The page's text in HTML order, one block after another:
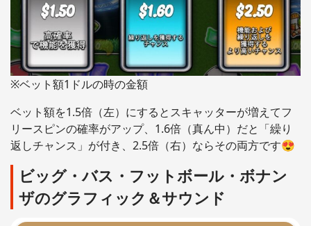
※ベット額1ドルの時の金額
ベット額を1.5倍（左）にするとスキャッターが増えてフ
リースピンの確率がアップ、1.6倍（真ん中）だと「繰り
返しチャンス」が付き、2.5倍（右）ならその両方です😍
ビッグ・バス・フットボール・ボナン
ザのグラフィック＆サウンド